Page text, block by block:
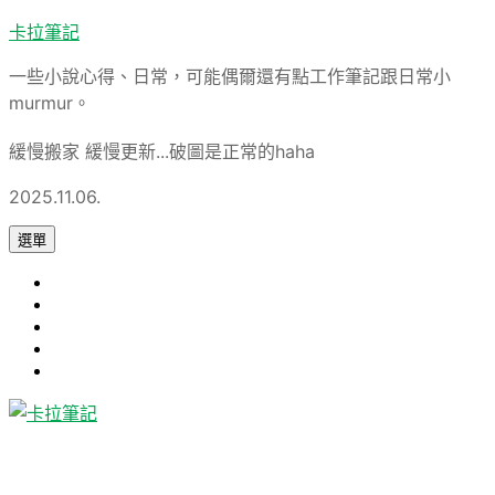
跳
主
要
內
容
卡拉筆記
一些小說心得、日常，可能偶爾還有點工作筆記跟日常小
murmur。
緩慢搬家 緩慢更新...破圖是正常的haha
2025.11.06.
選單